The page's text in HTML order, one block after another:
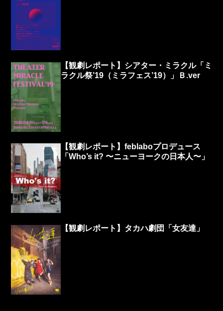
【観劇レポート】シアター・ミラクル「ミ
ラクル祭’19（ミラフェス’19）」Ｂ.ver
【観劇レポート】feblaboプロデュース
「Who’s it? 〜ニューヨークの日本人〜」
【観劇レポート】タカハ劇団「女友達」